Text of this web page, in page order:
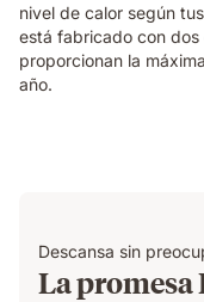
nivel de calor según
está fabricado con
proporcionan la
año.
Descansa sin
La promesa